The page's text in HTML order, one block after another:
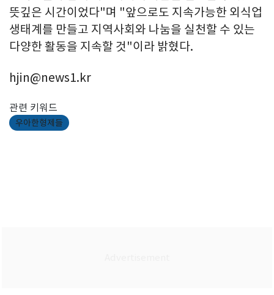
뜻깊은 시간이었다"며 "앞으로도 지속가능한 외식업
생태계를 만들고 지역사회와 나눔을 실천할 수 있는
다양한 활동을 지속할 것"이라 밝혔다.
hjin@news1.kr
관련 키워드
우아한형제들